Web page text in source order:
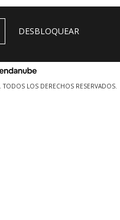
LOS DERECHOS RESERVADOS.